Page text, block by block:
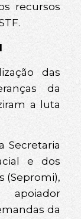
recursos
das
da
a luta
Secretaria
e dos
(Sepromi),
da